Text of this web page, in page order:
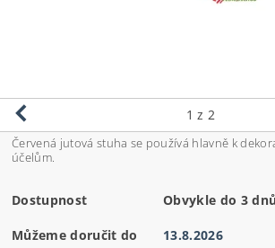
1 z 2
Červená jutová stuha se používá hlavně k
účelům.
Dostupnost Obvykle do 3 dnů
Můžeme doručit do 13.8.2026